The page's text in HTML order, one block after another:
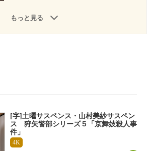
もっと見る
[字]土曜サスペンス・山村美紗サスペン
ス 狩矢警部シリーズ５「京舞妓殺人事
件」
4K